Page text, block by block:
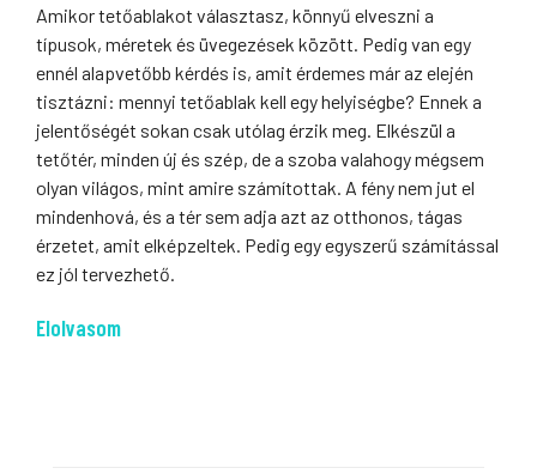
Amikor tetőablakot választasz, könnyű elveszni a
típusok, méretek és üvegezések között. Pedig van egy
ennél alapvetőbb kérdés is, amit érdemes már az elején
tisztázni: mennyi tetőablak kell egy helyiségbe? Ennek a
jelentőségét sokan csak utólag érzik meg. Elkészül a
tetőtér, minden új és szép, de a szoba valahogy mégsem
olyan világos, mint amire számítottak. A fény nem jut el
mindenhová, és a tér sem adja azt az otthonos, tágas
érzetet, amit elképzeltek. Pedig egy egyszerű számítással
ez jól tervezhető.
Elolvasom